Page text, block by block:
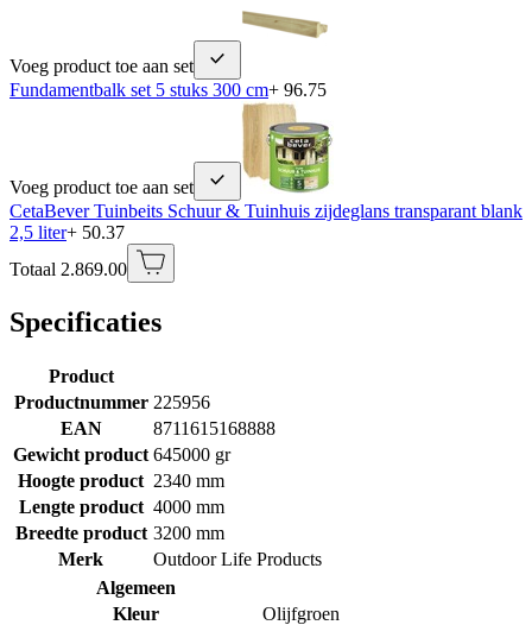
Voeg product toe aan set
Fundamentbalk set 5 stuks 300 cm+ 96.75
Voeg product toe aan set
CetaBever Tuinbeits Schuur & Tuinhuis zijdeglans transparant blank
2,5 liter+ 50.37
Totaal 2.869.00
Specificaties
Product
Productnummer 225956
EAN
8711615168888
Gewicht product 645000 gr
Hoogte product 2340 mm
Lengte product 4000 mm
Breedte product 3200 mm
Merk
Outdoor Life Products
Algemeen
Kleur
Olijfgroen